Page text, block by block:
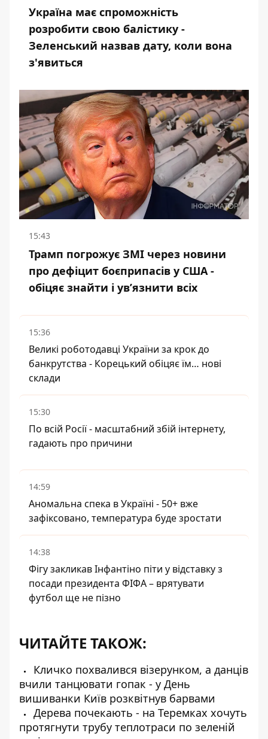
Україна має спроможність
розробити свою балістику -
Зеленський назвав дату, коли вона
з'явиться
15:43
Трамп погрожує ЗМІ через новини
про дефіцит боєприпасів у США -
обіцяє знайти і ув’язнити всіх
15:36
Великі роботодавці України за крок до
банкрутства - Корецький обіцяє їм… нові
склади
15:30
По всій Росії - масштабний збій інтернету,
гадають про причини
14:59
Аномальна спека в Україні - 50+ вже
зафіксовано, температура буде зростати
14:38
Фігу закликав Інфантіно піти у відставку з
посади президента ФІФА – врятувати
футбол ще не пізно
ЧИТАЙТЕ ТАКОЖ:
Кличко похвалився візерунком, а данців
вчили танцювати гопак - у День
вишиванки Київ розквітнув барвами
Дерева почекають - на Теремках хочуть
протягнути трубу теплотраси по зеленій